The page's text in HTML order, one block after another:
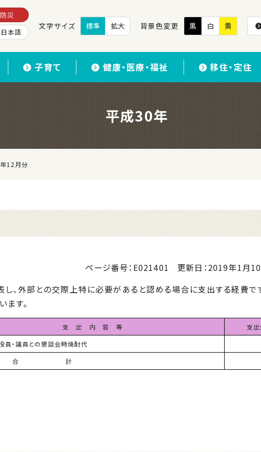
災
本語
文字サイズ 標準 拡大 背景色変更 黒 白 黄
子育て 健康・医療・福祉 移住・定住
平成30年
12月分
ページ番号：E021401 更新日：2019年1月
、外部との交際上特に必要があると認める場合に支出する経費で
す。
支 出 内 容 等
支
員・議員との懇談会時焼酎代
計